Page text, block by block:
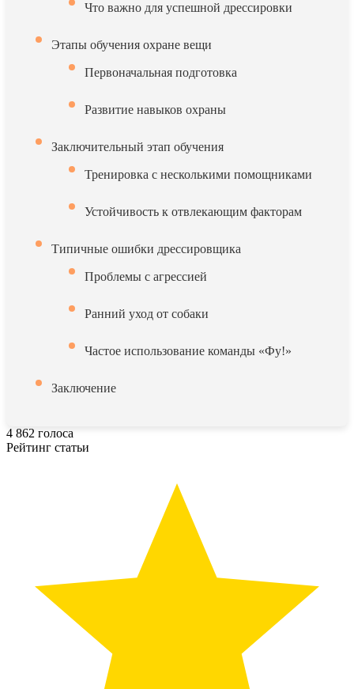
Что важно для успешной дрессировки
Этапы обучения охране вещи
Первоначальная подготовка
Развитие навыков охраны
Заключительный этап обучения
Тренировка с несколькими помощниками
Устойчивость к отвлекающим факторам
Типичные ошибки дрессировщика
Проблемы с агрессией
Ранний уход от собаки
Частое использование команды «Фу!»
Заключение
4 862 голоса
Рейтинг статьи